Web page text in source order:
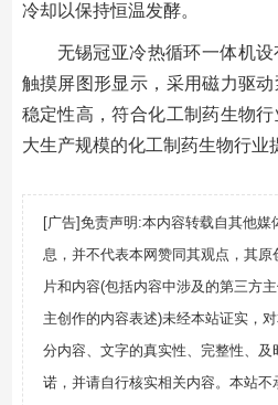
冷却以保持恒温发酵。
无锡冠亚冷热循环一体机
触摸屏图形显示，采用磁力驱动
稳定性高，符合化工制药生物
大生产规模的化工制药生物行业
[广告]免责声明:本内容转载自其他媒
息，并不代表本网赞同其观点，其原
片和内容(包括内容中涉及的第三方
主创作的内容表述)未经本站证实，
分内容、文字的真实性、完整性、
诺，并请自行核实相关内容。本站